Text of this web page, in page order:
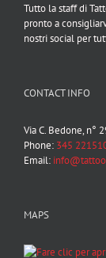
Tutto la staff di
pronto a
nostri social per
CONTACT INFO
Via C. Bedone, n°
Phone: 345
Email:
MAPS